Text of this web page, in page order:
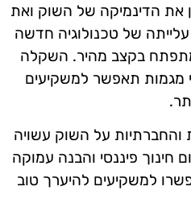
את הדינמיקה של השוק ואת
של טכנולוגיה חדשה
בקצב מהיר. השקלה
מגמות תאפשר למשקיעים
על השוק עשויה
חינוך פיננסי והבנה עמוקה
למשקיעים להיערך טוב